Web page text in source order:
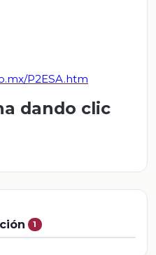
P2ESA.htm
dando clic
1